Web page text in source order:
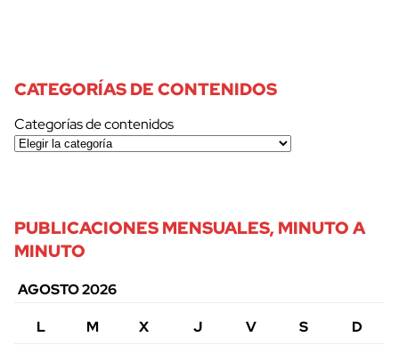
CATEGORÍAS DE CONTENIDOS
Categorías de contenidos
PUBLICACIONES MENSUALES, MINUTO A
MINUTO
AGOSTO 2026
L
M X J V S D